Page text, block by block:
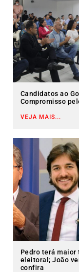
Candidatos ao
Compromisso
VEJA MAIS...
Pedro terá maior
eleitoral; João
confira